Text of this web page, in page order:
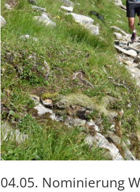
04.05. Nominierung